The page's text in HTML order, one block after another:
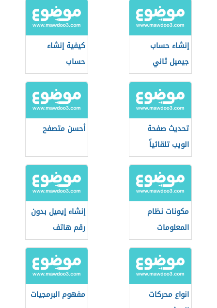
إنشاء حساب
جيميل ثاني
كيفية إنشاء
حساب
مايكروسوفت
تحديث صفحة
الويب تلقائياً
أحسن متصفح
مكونات نظام
المعلومات
إنشاء إيميل بدون
رقم هاتف
انواع محركات
مفهوم البرمجيات